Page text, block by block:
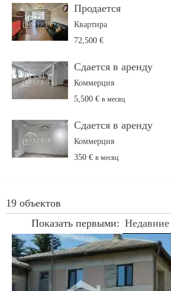
Продается
Квартира
72,500 €
Сдается в аренду
Коммерция
5,500 € в месяц
Сдается в аренду
Коммерция
350 € в месяц
19 объектов
Показать первыми: Недавние